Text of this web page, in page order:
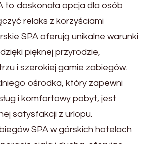
to doskonała opcja dla osób
relaks z korzyściami
SPA oferują unikalne warunki
pięknej przyrodzie,
i szerokiej gamie zabiegów.
ośrodka, który zapewni
i komfortowy pobyt, jest
satysfakcji z urlopu.
SPA w górskich hotelach